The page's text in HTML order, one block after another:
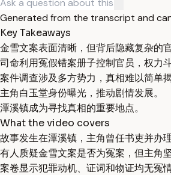
Generated from the transcript and
Key Takeaways
金雪文案表面清晰，但背后隐藏复杂的官
司命利用冤假错案册子控制官员，权力斗
案件调查涉及多方势力，真相难以简单揭
主角白玉堂身份曝光，推动剧情发展。
潭溪镇成为寻找真相的重要地点。
What the video covers
故事发生在潭溪镇，主角曾任书吏并办
有人质疑金雪文案是否为冤案，但主角
案卷显示犯罪动机、证词和物证均无冤情